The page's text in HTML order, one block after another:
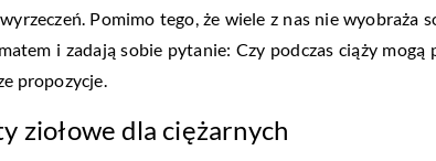
Pomimo tego, że wiele z nas nie wyobraża
i zadają sobie pytanie: Czy podczas ciąży mogą
propozycje.
ziołowe dla ciężarnych